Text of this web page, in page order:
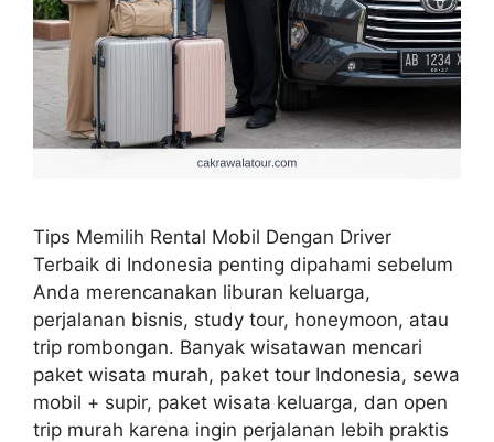
Tips Memilih Rental Mobil Dengan Driver
Terbaik di Indonesia penting dipahami sebelum
Anda merencanakan liburan keluarga,
perjalanan bisnis, study tour, honeymoon, atau
trip rombongan. Banyak wisatawan mencari
paket wisata murah, paket tour Indonesia, sewa
mobil + supir, paket wisata keluarga, dan open
trip murah karena ingin perjalanan lebih praktis